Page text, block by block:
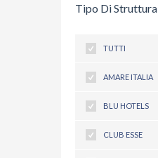
Tipo Di Struttura
TUTTI
AMARE ITALIA
BLU HOTELS
CLUB ESSE